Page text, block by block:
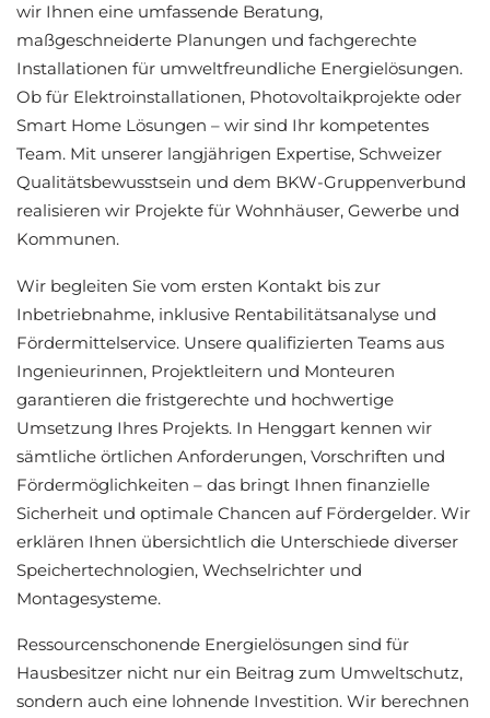
wir Ihnen eine umfassende Beratung,
maßgeschneiderte Planungen und fachgerechte
Installationen für umweltfreundliche Energielösungen.
Ob für Elektroinstallationen, Photovoltaikprojekte oder
Smart Home Lösungen – wir sind Ihr kompetentes
Team. Mit unserer langjährigen Expertise, Schweizer
Qualitätsbewusstsein und dem BKW-Gruppenverbund
realisieren wir Projekte für Wohnhäuser, Gewerbe und
Kommunen.
Wir begleiten Sie vom ersten Kontakt bis zur
Inbetriebnahme, inklusive Rentabilitätsanalyse und
Fördermittelservice. Unsere qualifizierten Teams aus
Ingenieurinnen, Projektleitern und Monteuren
garantieren die fristgerechte und hochwertige
Umsetzung Ihres Projekts. In Henggart kennen wir
sämtliche örtlichen Anforderungen, Vorschriften und
Fördermöglichkeiten – das bringt Ihnen finanzielle
Sicherheit und optimale Chancen auf Fördergelder. Wir
erklären Ihnen übersichtlich die Unterschiede diverser
Speichertechnologien, Wechselrichter und
Montagesysteme.
Ressourcenschonende Energielösungen sind für
Hausbesitzer nicht nur ein Beitrag zum Umweltschutz,
sondern auch eine lohnende Investition. Wir berechnen